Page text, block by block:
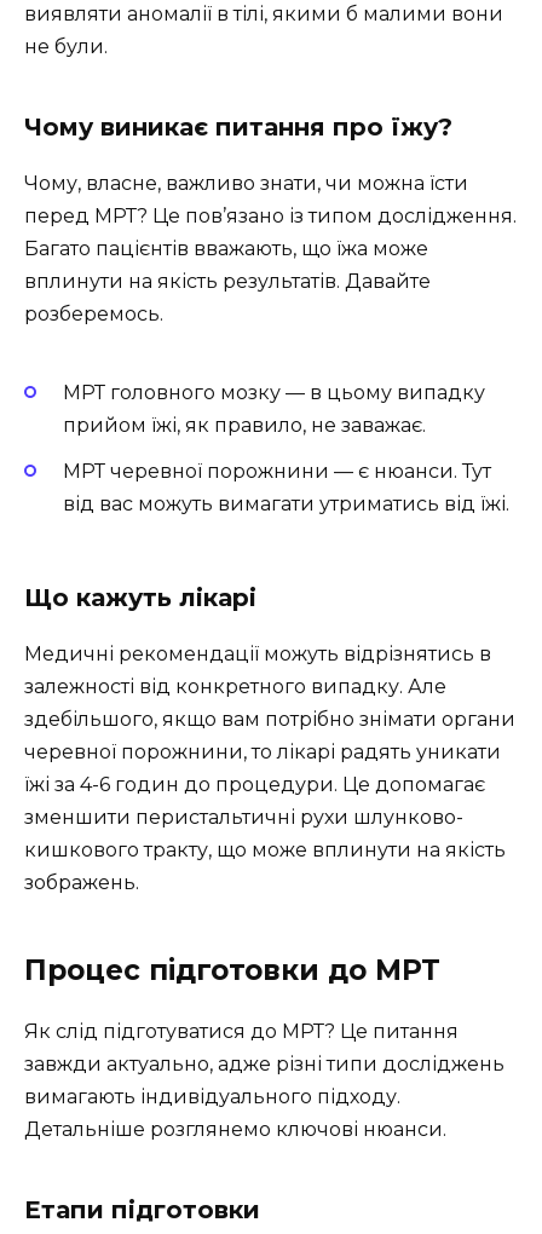
виявляти аномалії в тілі, якими б малими вони
не були.
Чому виникає питання про їжу?
Чому, власне, важливо знати, чи можна їсти
перед МРТ? Це пов’язано із типом дослідження.
Багато пацієнтів вважають, що їжа може
вплинути на якість результатів. Давайте
розберемось.
МРТ головного мозку — в цьому випадку
прийом їжі, як правило, не заважає.
МРТ черевної порожнини — є нюанси. Тут
від вас можуть вимагати утриматись від їжі.
Що кажуть лікарі
Медичні рекомендації можуть відрізнятись в
залежності від конкретного випадку. Але
здебільшого, якщо вам потрібно знімати органи
черевної порожнини, то лікарі радять уникати
їжі за 4-6 годин до процедури. Це допомагає
зменшити перистальтичні рухи шлунково-
кишкового тракту, що може вплинути на якість
зображень.
Процес підготовки до МРТ
Як слід підготуватися до МРТ? Це питання
завжди актуально, адже різні типи досліджень
вимагають індивідуального підходу.
Детальніше розглянемо ключові нюанси.
Етапи підготовки